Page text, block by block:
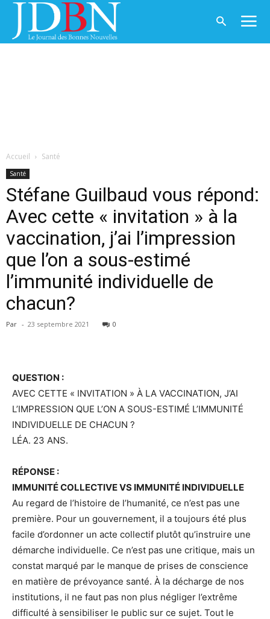
Accueil Santé
Santé
Stéfane Guilbaud vous répond:
Avec cette « invitation » à la
vaccination, j’ai l’impression
que l’on a sous-estimé
l’immunité individuelle de
chacun?
Par - 23 septembre 2021 0
QUESTION :
AVEC CETTE « INVITATION » À LA VACCINATION, J’AI
L’IMPRESSION QUE L’ON A SOUS-ESTIMÉ L’IMMUNITÉ
INDIVIDUELLE DE CHACUN ?
LÉA. 23 ANS.
RÉPONSE :
IMMUNITÉ COLLECTIVE VS IMMUNITÉ INDIVIDUELLE
Au regard de l’histoire de l’humanité, ce n’est pas une
première. Pour un gouvernement, il a toujours été plus
facile d’ordonner un acte collectif plutôt qu’instruire une
démarche individuelle. Ce n’est pas une critique, mais un
constat marqué par le manque de prises de conscience
en matière de prévoyance santé. À la décharge de nos
institutions, il ne faut pas non plus négliger l’extrême
difficulté à sensibiliser le public sur ce sujet. Tout le